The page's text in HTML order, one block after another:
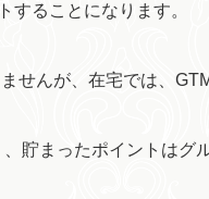
することになります。
せんが、在宅では、
貯まったポイントは